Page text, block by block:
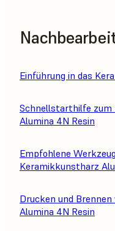
Einführung in das
Schnellstarthilfe
Alumina 4N Resin
Empfohlene
Keramikkunstharz
Drucken und
Alumina 4N Resin